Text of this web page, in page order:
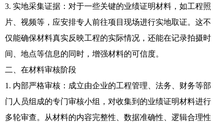
3. 实地采集证据：对于一些关键的业绩证明材料，如工程照
片、视频等，应安排专人前往项目现场进行实地取证。这不
仅能确保材料真实反映工程的实际情况，还能在记录拍摄时
间、地点等信息的同时，增强材料的可信度。
二、在材料审核阶段
1. 内部严格审核：成立由企业的工程管理、法务、财务等部
门人员组成的专门审核小组，对收集到的业绩证明材料进行
多轮审查。从材料的内容完整性、数据准确性、逻辑合理性